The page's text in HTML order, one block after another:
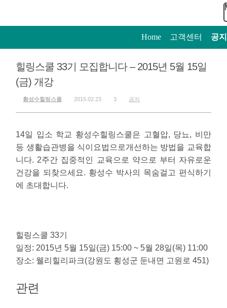
Home 고객센터 공지
힐링스쿨 33기 모집합니다 – 2015년 5월 15일
(금) 개강
황성수힐링스쿨 2015.02.23 3 공지
14일 입소 학교 황성수힐링스쿨은 고혈압, 당뇨, 비만
등 생활습관병을 식이요법으로개선하는 방법을 교육합
니다. 2주간 집중적인 교육으로 약으로 부터 자유로운
건강을 되찾으세요. 황성수 박사의 목숨걸고 편식하기
에 초대합니다.
힐링스쿨 33기
일정: 2015년 5월 15일(금) 15:00 ~ 5월 28일(목) 11:00
장소: 웰리힐리파크(강원도 횡성군 둔내면 고원로 451)
관련